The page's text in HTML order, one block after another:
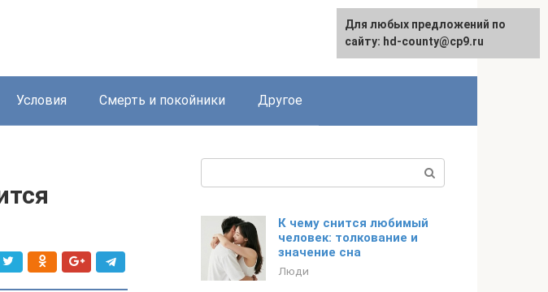
Условия Смерть и покойники Другое
К чему снится любимый
человек: толкование и
значение сна
Люди
Для любых предложений по
сайту: hd-county@cp9.ru